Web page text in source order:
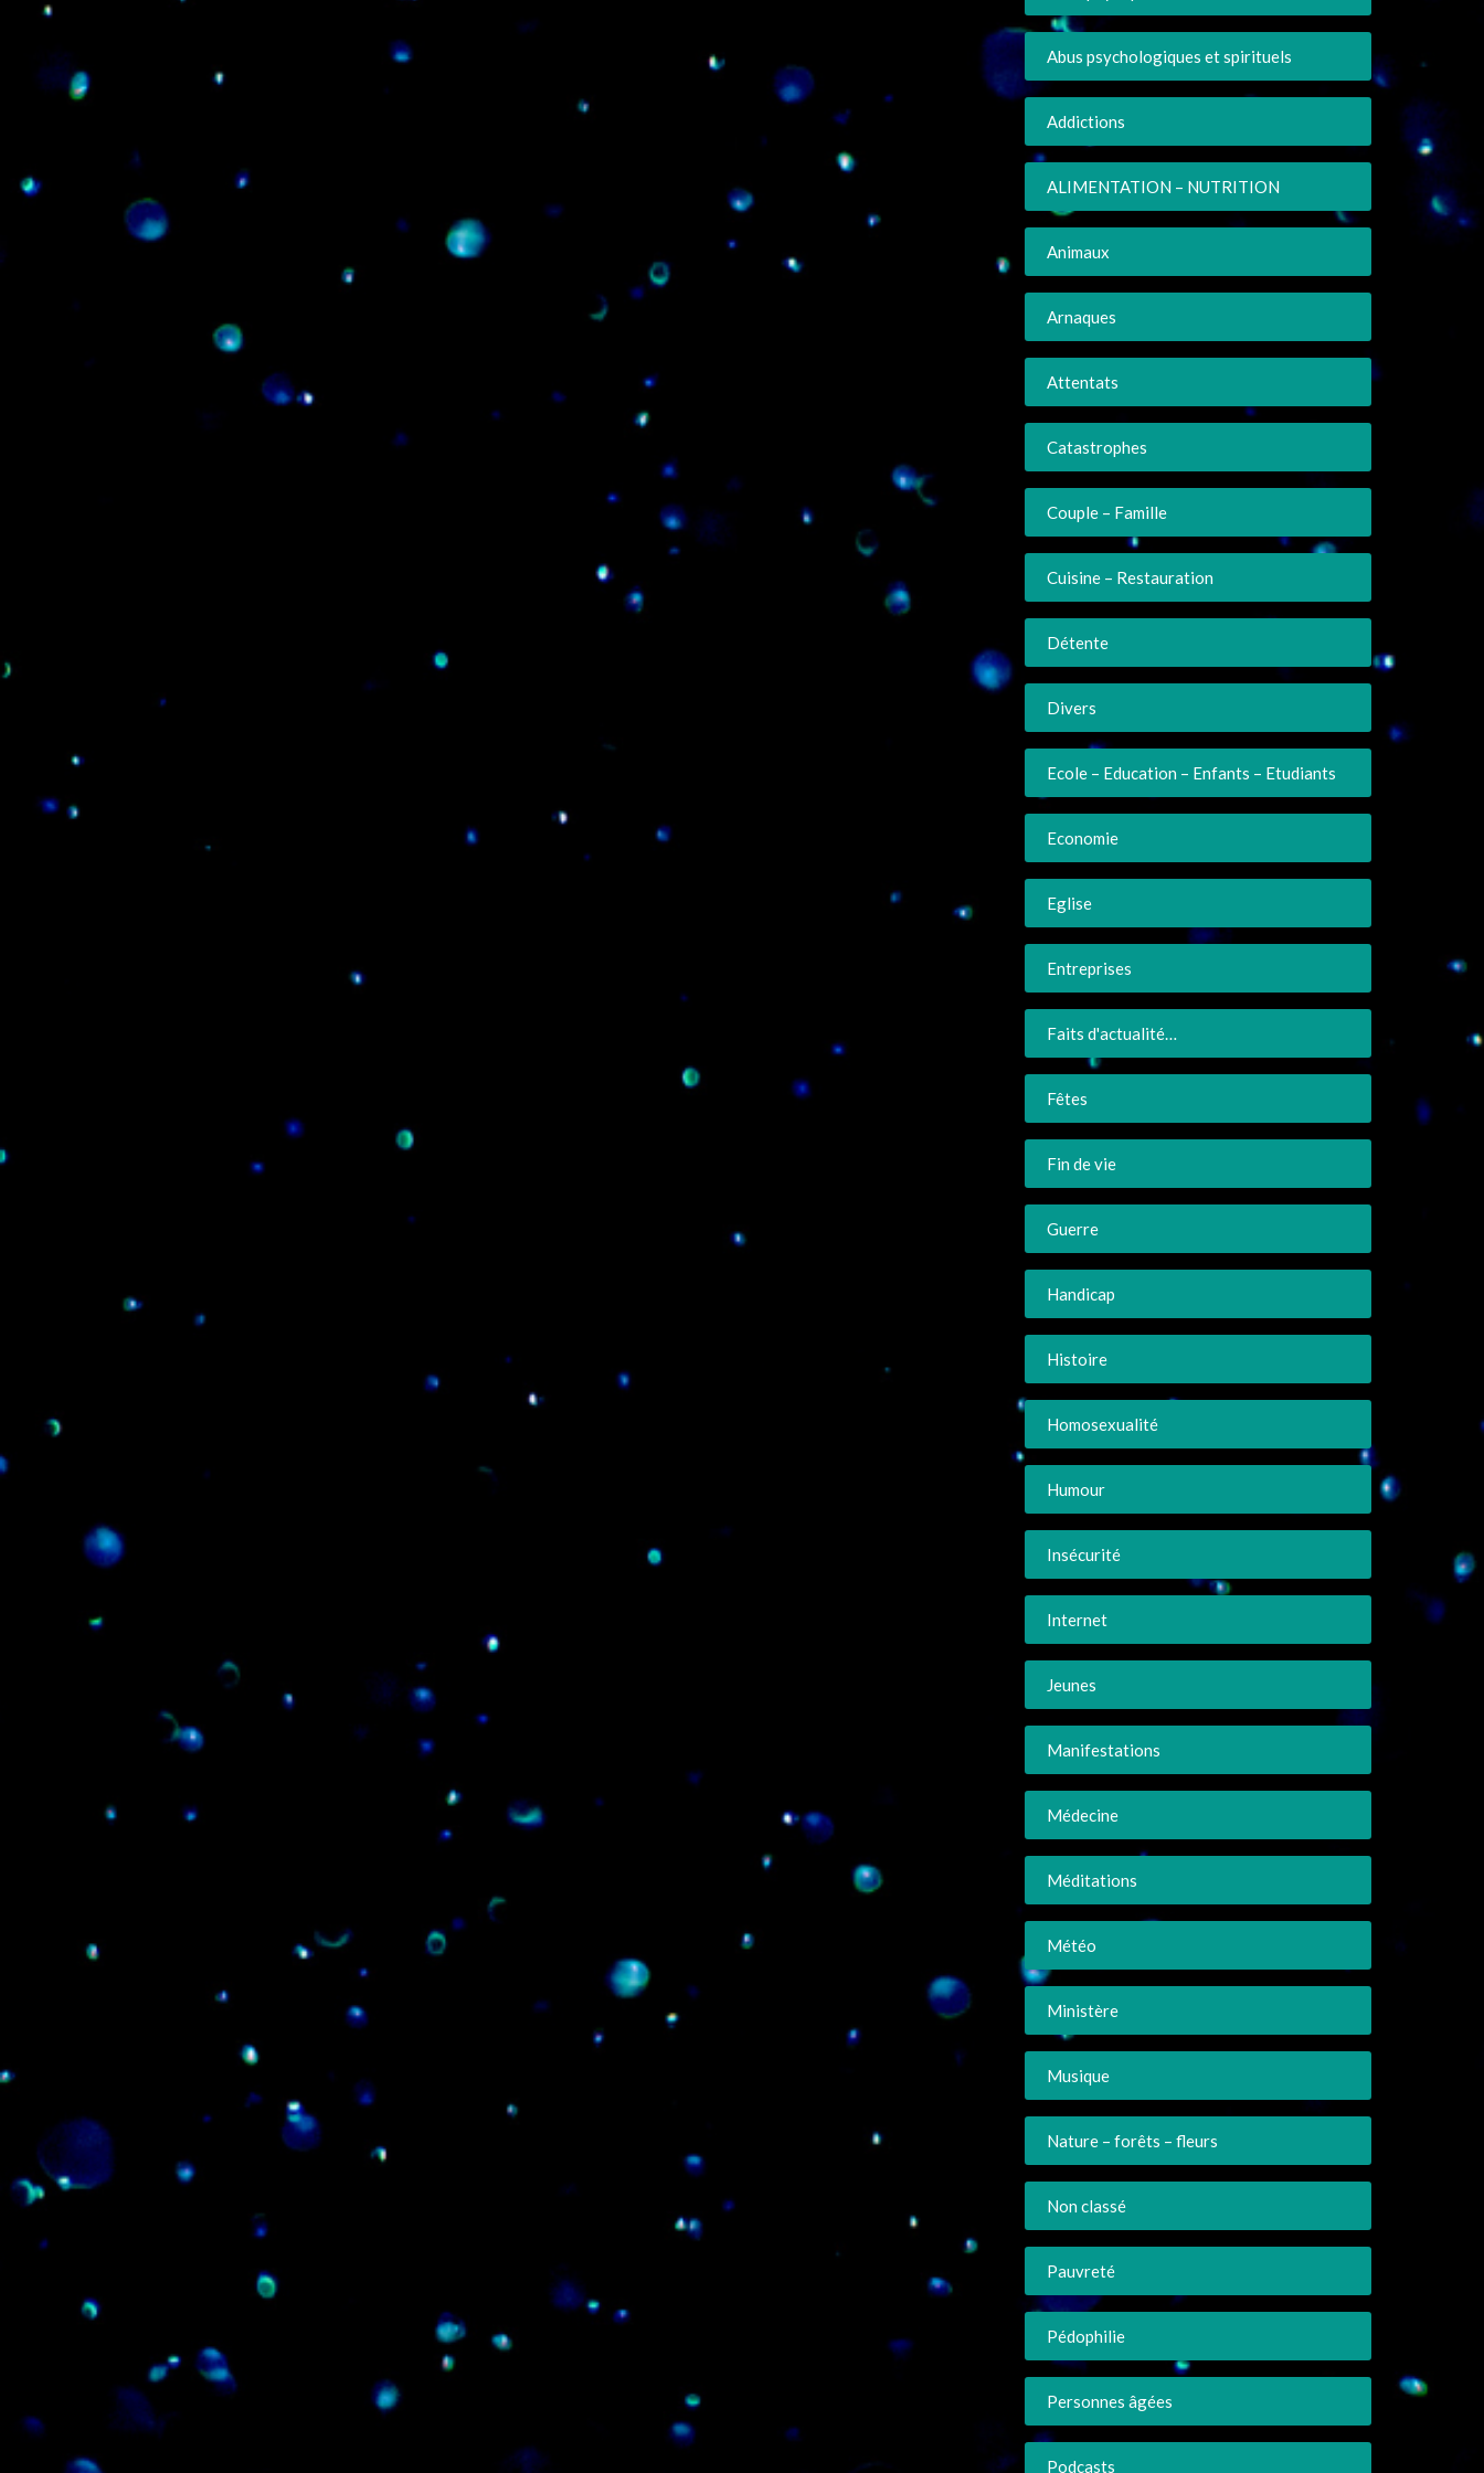
Abus psychologiques et spirituels
Addictions
ALIMENTATION – NUTRITION
Animaux
Arnaques
Attentats
Catastrophes
Couple – Famille
Cuisine – Restauration
Détente
Divers
Ecole – Education – Enfants – Etudiants
Economie
Eglise
Entreprises
Faits d'actualité…
Fêtes
Fin de vie
Guerre
Handicap
Histoire
Homosexualité
Humour
Insécurité
Internet
Jeunes
Manifestations
Médecine
Méditations
Météo
Ministère
Musique
Nature – forêts – fleurs
Non classé
Pauvreté
Pédophilie
Personnes âgées
Podcasts